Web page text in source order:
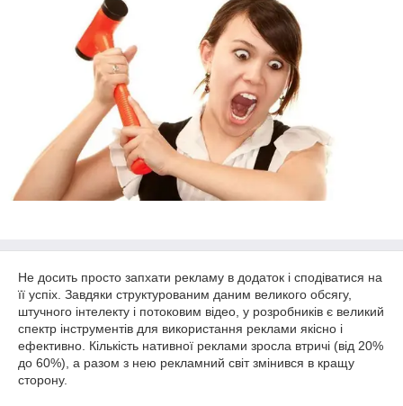
Не досить просто запхати рекламу в додаток і сподіватися на
її успіх. Завдяки структурованим даним великого обсягу,
штучного інтелекту і потоковим відео, у розробників є великий
спектр інструментів для використання реклами якісно і
ефективно. Кількість нативної реклами зросла втричі (від 20%
до 60%), а разом з нею рекламний світ змінився в кращу
сторону.